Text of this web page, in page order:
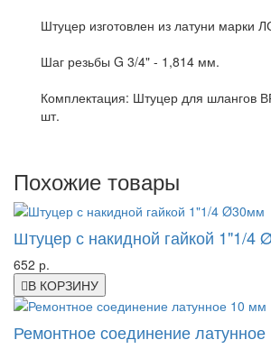
Штуцер изготовлен из латуни марки
Шаг резьбы G 3/4" - 1,814 мм.
Комплектация: Штуцер для шлангов
шт.
Похожие товары
Штуцер с накидной гайкой 1"1/4
652 р.
В КОРЗИНУ
Ремонтное соединение